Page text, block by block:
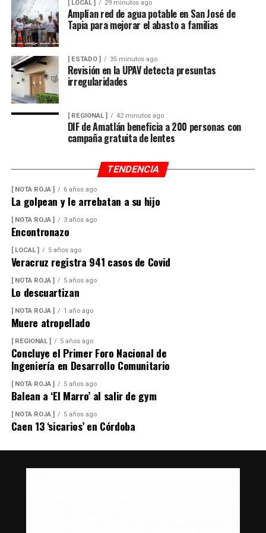
El líder sindical consideró que la estrategia deberá ir
acompañada de la participación de padres de familia,
regulación tenga resultados positivos y contribuya a
mejorar el desempeño académico y el bienestar integral
de los estudiantes.
[ LOCAL ] 29 minutos ago
Amplían red de agua potable en San José de
Tapia para mejorar el abasto a familias
[ ESTADO ] 35 minutos ago
Revisión en la UPAV detecta presuntas
irregularidades
[ REGIONAL ] 42 minutos ago
DIF de Amatlán beneficia a 200 personas con
campaña gratuita de lentes
TENDENCIA
[ NOTA ROJA ] 6 años ago
La golpean y le arrebatan a su hijo
[ NOTA ROJA ] 3 años ago
Encontronazo
[ LOCAL ] 5 años ago
Veracruz registra 941 casos de Covid
[ NOTA ROJA ] 5 años ago
Lo descuartizan
[ NOTA ROJA ] 1 año ago
Muere atropellado
[ REGIONAL ] 5 años ago
Concluye el Primer Foro Nacional de
Ingeniería en Desarrollo Comunitario
[ NOTA ROJA ] 5 años ago
Balean a ‘El Marro’ al salir de gym
[ NOTA ROJA ] 5 años ago
Caen 13 ‘sicarios’ en Córdoba